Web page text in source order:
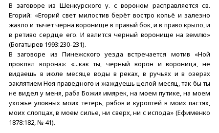
В заговоре из Шенкурского у. с вороном расправляется св.
Егорий: «Егорий свет милостив берёт востро копьё и залезно
жазло и тычет черна воронище в правый бок, и в право крыло, и
в ретиво сердце его. И валится черный воронище на землю»
(Богатырев 1993:230-231).
В заговоре из Пинежского уезда встречается мотив «Ной
проклял ворона»: «...как ты, черный ворон и вороница, не
видаешь в июле месяце воды в реках, в ручьях и в озерах
заклятием Ноя праведного и жаждуешь целой месяц, так бы ты
не видел у меня, раба Божия имярек, на моем путике, на моем
ухожье уловных моих тетерь, рябов и куроптей в моих пастях,
моих слопцах, в моем силье, ни сверх, ни с испода» (Ефименко
1878:182, № 41).